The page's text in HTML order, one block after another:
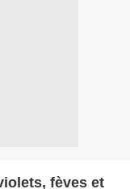
fèves et